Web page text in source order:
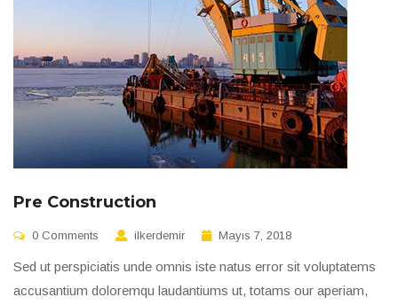
Pre Construction
0 Comments ilkerdemir Mayıs 7, 2018
Sed ut perspiciatis unde omnis iste natus error sit voluptatems
accusantium doloremqu laudantiums ut, totams our aperiam,